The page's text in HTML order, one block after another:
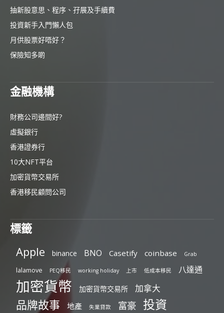
抽新股意思、程序、孖展及手續費
投資新手入門懶人包
月供股票好唔好？
保險知多啲
金融機構
財務公司邊間好?
虛擬銀行
香港證券行
10大NFT平台
加密貨幣交易所
香港移民顧問公司
標籤
Apple binance BNO Casetify coinbase Grab
lalamove PEQ移民 working holiday 上市 低成本移民 八達通
加密貨幣 加密貨幣交易所 加拿大
品牌故事 地產 失業貸款 富豪 投資